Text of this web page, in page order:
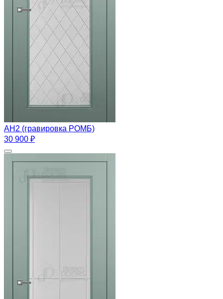
AН2 (гравировка РОМБ)
30 900 ₽